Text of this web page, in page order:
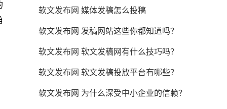
软文发布网 媒体发稿怎么投稿
软文发布网 发稿网站这些你都知道吗？
软文发布网 软文发稿网有什么技巧吗？
软文发布网 软文发稿投放平台有哪些？
软文发布网 为什么深受中小企业的信赖？